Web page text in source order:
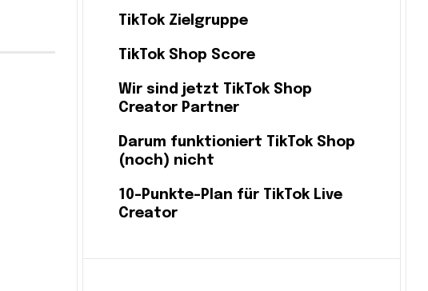
TikTok Zielgruppe
TikTok Shop Score
Wir sind jetzt TikTok Shop
Creator Partner
Darum funktioniert TikTok Shop
(noch) nicht
10-Punkte-Plan für TikTok Live
Creator